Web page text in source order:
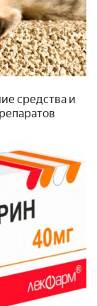
средства и